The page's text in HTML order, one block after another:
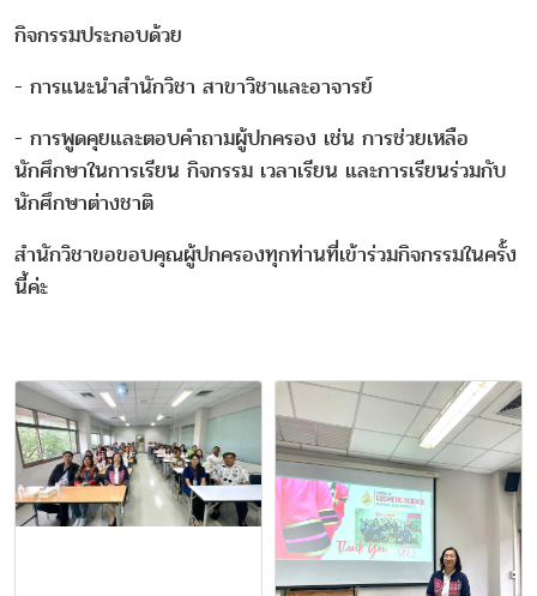
กิจกรรมประกอบด้วย
- การแนะนำสำนักวิชา สาขาวิชาและอาจารย์
- การพูดคุยและตอบคำถามผู้ปกครอง เช่น การช่วยเหลือ
นักศึกษาในการเรียน กิจกรรม เวลาเรียน และการเรียนร่วมกับ
นักศึกษาต่างชาติ
สำนักวิชาขอขอบคุณผู้ปกครองทุกท่านที่เข้าร่วมกิจกรรมในครั้ง
นี้ค่ะ